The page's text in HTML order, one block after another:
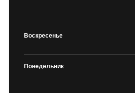
Воскресенье
Понедельник